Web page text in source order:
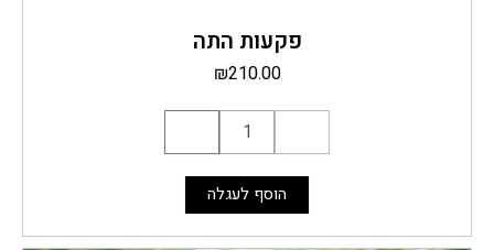
פקעות התה
₪210.00
הוסף לעגלה